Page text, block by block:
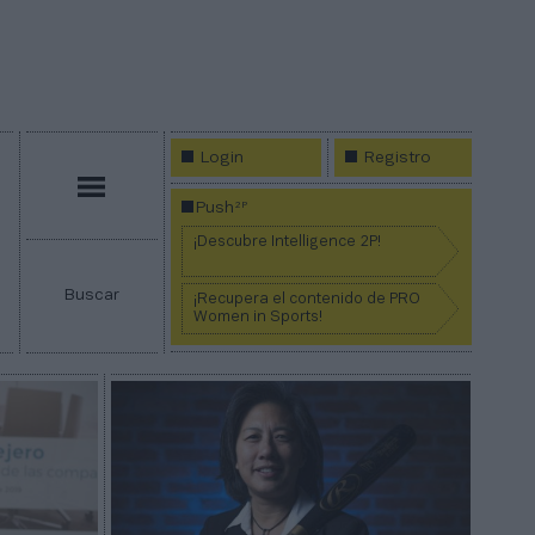
Buscar
Login Registro
Push2P
¡Descubre Intelligence 2P!
¡Recupera el contenido de PRO
Women in Sports!